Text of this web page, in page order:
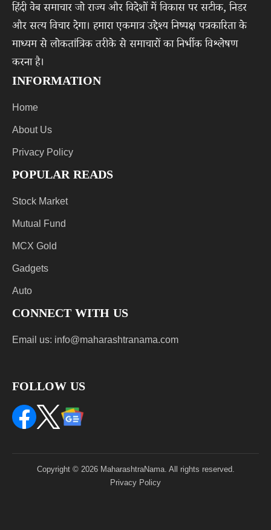
हिंदी वेब समाचार जो राज्य और विदेशों में विकास पर सटीक, निडर
और सत्य विचार देगा। हमारा एकमात्र उद्देश्य निष्पक्ष पत्रकारिता के
माध्यम से लोकतांत्रिक तरीके से समाचारों का निर्भीक विश्लेषण
करना है।
INFORMATION
Home
About Us
Privacy Policy
POPULAR READS
Stock Market
Mutual Fund
MCX Gold
Gadgets
Auto
CONNECT WITH US
Email us: info@maharashtranama.com
FOLLOW US
Copyright © 2026 MaharashtraNama. All rights reserved.
Privacy Policy